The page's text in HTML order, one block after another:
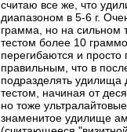
считаю все же, что
диапазоном в 5-6 г.
грамма, но на сильном
тестом более 10
перегибаются и
правильным, что в
подразделять удилища
тестом, начиная от
но тоже
знаменитое удилище